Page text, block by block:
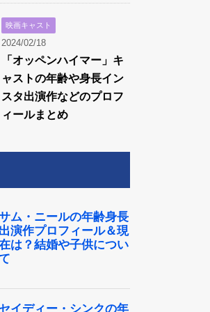
映画キャスト
2024/02/18
「オッペンハイマー」キ
ャストの年齢や身長イン
スタ出演作などのプロフ
ィールまとめ